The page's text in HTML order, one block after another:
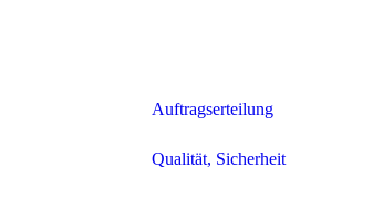
Auftragserteilung
Qualität, Sicherheit